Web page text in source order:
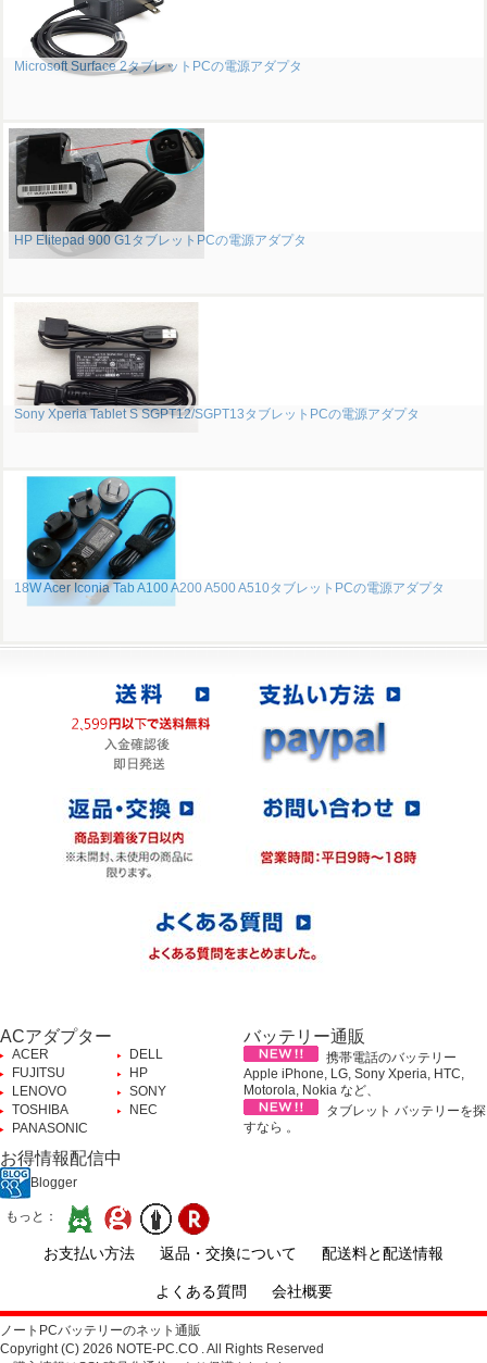
Microsoft Surface 2タブレットPCの電源アダプタ
HP Elitepad 900 G1タブレットPCの電源アダプタ
Sony Xperia Tablet S SGPT12/SGPT13タブレットPCの電源アダプタ
18W Acer Iconia Tab A100 A200 A500 A510タブレットPCの電源アダプタ
ACアダプター
ACER
DELL
FUJITSU
HP
LENOVO
SONY
TOSHIBA
NEC
PANASONIC
バッテリー通販
携帯電話のバッテリー
Apple iPhone, LG, Sony Xperia, HTC,
Motorola, Nokia など、
タブレット バッテリーを探
すなら 。
お得情報配信中
Blogger
もっと：
お支払い方法 返品・交換について 配送料と配送情報
よくある質問 会社概要
ノートPCバッテリーのネット通販
Copyright (C) 2026 NOTE-PC.CO . All Rights Reserved